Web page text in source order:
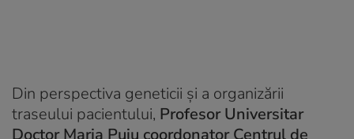
Din perspectiva geneticii și a organizării
traseului pacientului, Profesor Universitar
Doctor Maria Puiu coordonator Centrul de